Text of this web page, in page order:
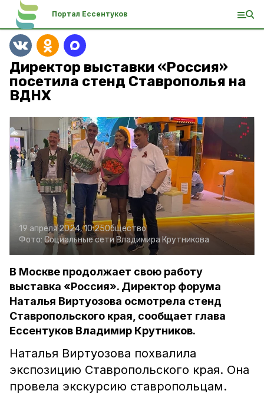
Портал Ессентуков
Директор выставки «Россия»
посетила стенд Ставрополья на
ВДНХ
19 апреля 2024, 10:25Общество
Фото: Социальные сети Владимира Крутникова
В Москве продолжает свою работу
выставка «Россия». Директор форума
Наталья Виртуозова осмотрела стенд
Ставропольского края, сообщает глава
Ессентуков Владимир Крутников.
Наталья Виртуозова похвалила
экспозицию Ставропольского края. Она
провела экскурсию ставропольцам.